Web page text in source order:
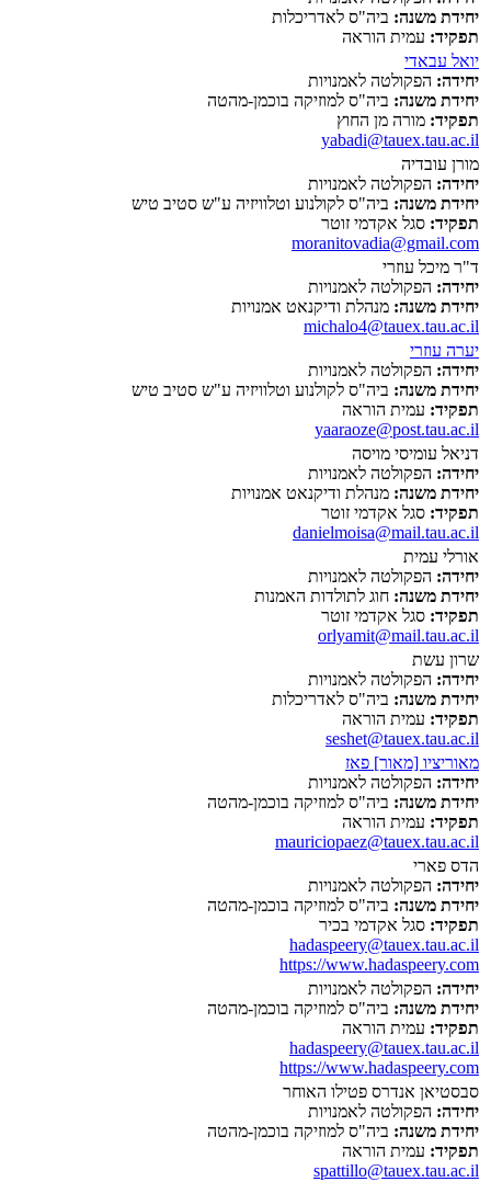
יחידת משנה: ביה"ס לאדריכלות
תפקיד: עמית הוראה
יואל עבאדי
יחידה: הפקולטה לאמנויות
יחידת משנה: ביה"ס למוזיקה בוכמן-מהטה
תפקיד: מורה מן החוץ
yabadi@tauex.tau.ac.il
מורן עובדיה
יחידה: הפקולטה לאמנויות
יחידת משנה: ביה"ס לקולנוע וטלוויזיה ע"ש סטיב טיש
תפקיד: סגל אקדמי זוטר
moranitovadia@gmail.com
ד"ר מיכל עוזרי
יחידה: הפקולטה לאמנויות
יחידת משנה: מנהלת ודיקנאט אמנויות
michalo4@tauex.tau.ac.il
יערה עוזרי
יחידה: הפקולטה לאמנויות
יחידת משנה: ביה"ס לקולנוע וטלוויזיה ע"ש סטיב טיש
תפקיד: עמית הוראה
yaaraoze@post.tau.ac.il
דניאל עומיסי מויסה
יחידה: הפקולטה לאמנויות
יחידת משנה: מנהלת ודיקנאט אמנויות
תפקיד: סגל אקדמי זוטר
danielmoisa@mail.tau.ac.il
אורלי עמית
יחידה: הפקולטה לאמנויות
יחידת משנה: חוג לתולדות האמנות
תפקיד: סגל אקדמי זוטר
orlyamit@mail.tau.ac.il
שרון עשת
יחידה: הפקולטה לאמנויות
יחידת משנה: ביה"ס לאדריכלות
תפקיד: עמית הוראה
seshet@tauex.tau.ac.il
מאוריציו [מאור] פאז
יחידה: הפקולטה לאמנויות
יחידת משנה: ביה"ס למוזיקה בוכמן-מהטה
תפקיד: עמית הוראה
mauriciopaez@tauex.tau.ac.il
הדס פארי
יחידה: הפקולטה לאמנויות
יחידת משנה: ביה"ס למוזיקה בוכמן-מהטה
תפקיד: סגל אקדמי בכיר
hadaspeery@tauex.tau.ac.il
https://www.hadaspeery.com
יחידה: הפקולטה לאמנויות
יחידת משנה: ביה"ס למוזיקה בוכמן-מהטה
תפקיד: עמית הוראה
hadaspeery@tauex.tau.ac.il
https://www.hadaspeery.com
סבסטיאן אנדרס פטילו האוחר
יחידה: הפקולטה לאמנויות
יחידת משנה: ביה"ס למוזיקה בוכמן-מהטה
תפקיד: עמית הוראה
spattillo@tauex.tau.ac.il